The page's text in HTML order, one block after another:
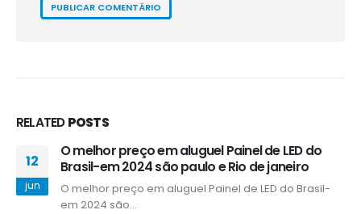
RELATEDPOSTS
12
jun
O melhor preço em aluguel Painel de LED do
Brasil-em 2024 são paulo e Rio de janeiro
O melhor preço em aluguel Painel de LED do Brasil-
em 2024 são...